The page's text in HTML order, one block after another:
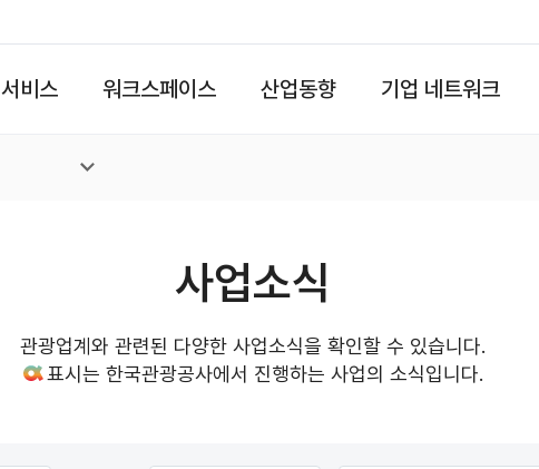
서비스 워크스페이스 산업동향 기업 네트워크
사업소식
관광업계와 관련된 다양한 사업소식을 확인할 수 있습니다.
표시는 한국관광공사에서 진행하는 사업의 소식입니다.